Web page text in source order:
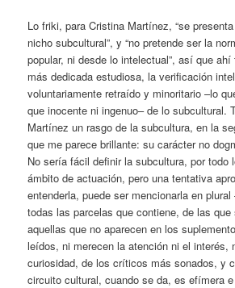
Lo friki, para Cristina Martínez, “se
nicho subcultural”, y “no pretende ser la
popular, ni desde lo intelectual”, así que
más dedicada estudiosa, la verificación
voluntariamente retraído y minoritario –lo
que inocente ni ingenuo– de lo subcultural.
Martínez un rasgo de la subcultura, en la
que me parece brillante: su carácter no
No sería fácil definir la subcultura, por todo
ámbito de actuación, pero una tentativa
entenderla, puede ser mencionarla en
todas las parcelas que contiene, de las
aquellas que no aparecen en los
leídos, ni merecen la atención ni el interés,
curiosidad, de los críticos más sonados, y
circuito cultural, cuando se da, es efímera